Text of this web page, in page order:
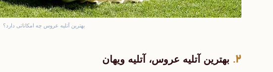
بهترین آتلیه عروس چه امکاناتی دارد؟
بهترین آتلیه عروس، آتلیه ویهان